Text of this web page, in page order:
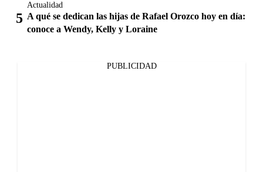
Actualidad
A qué se dedican las hijas de Rafael Orozco hoy en día:
conoce a Wendy, Kelly y Loraine
PUBLICIDAD